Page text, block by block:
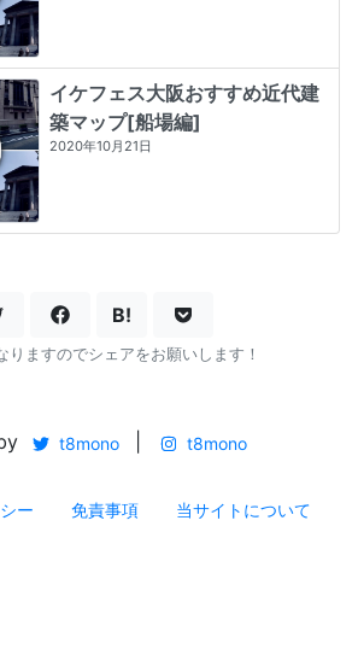
イケフェス大阪おすすめ近代建
築マップ[船場編]
2020年10月21日
B!
りますのでシェアをお願いします！
t8mono t8mono
ー 免責事項 当サイトについて